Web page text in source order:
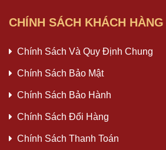
CHÍNH SÁCH KHÁCH HÀNG
Chính Sách Và Quy Định Chung
Chính Sách Bảo Mật
Chính Sách Bảo Hành
Chính Sách Đổi Hàng
Chính Sách Thanh Toán